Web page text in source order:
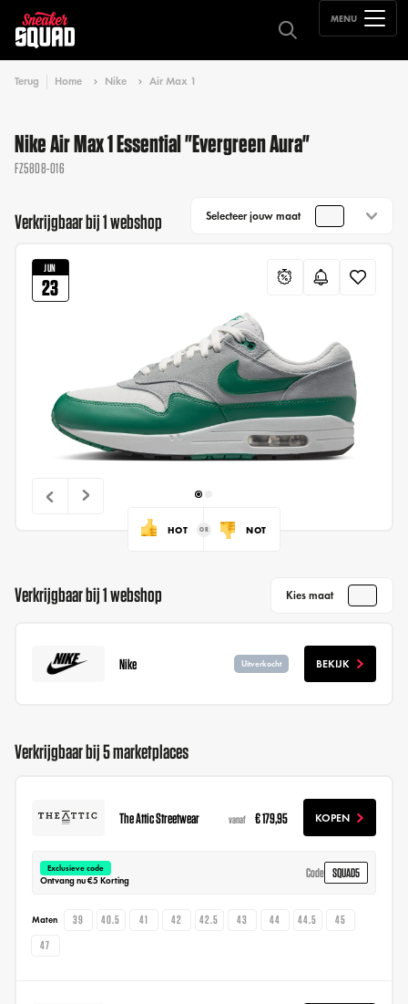
MENU
Terug Home Nike Air Max 1
Nike Air Max 1 Essential "Evergreen Aura"
FZ5808-016
Verkrijgbaar bij 1 webshop Selecteer jouw maat
JUN
23
HOT NOT
Verkrijgbaar bij 1 webshop Kies maat
Nike Uitverkocht BEKIJK
Verkrijgbaar bij 5 marketplaces
The Attic Streetwear vanaf € 179,95 KOPEN
Exclusieve code
Ontvang nu €5 Korting
Code SQUAD5
Maten 39 40.5 41 42 42.5 43 44 44.5
45
47